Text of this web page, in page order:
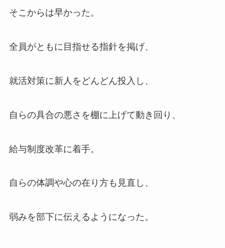
そこからは早かった。
全員がともに目指せる指針を掲げ、
就活対策に新人をどんどん投入し、
自らの具合の悪さを棚に上げて動き回り、
給与制度改革に着手。
自らの体調や心の在り方も見直し、
弱みを部下に伝えるようになった。